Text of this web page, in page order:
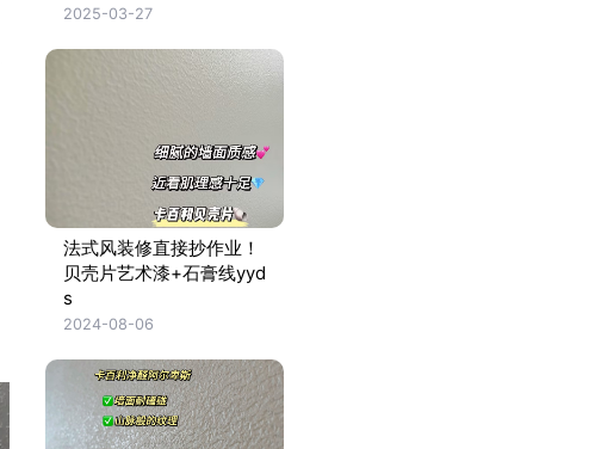
2025-03-27
法式风装修直接抄作业！
贝壳片艺术漆+石膏线yyd
s
2024-08-06